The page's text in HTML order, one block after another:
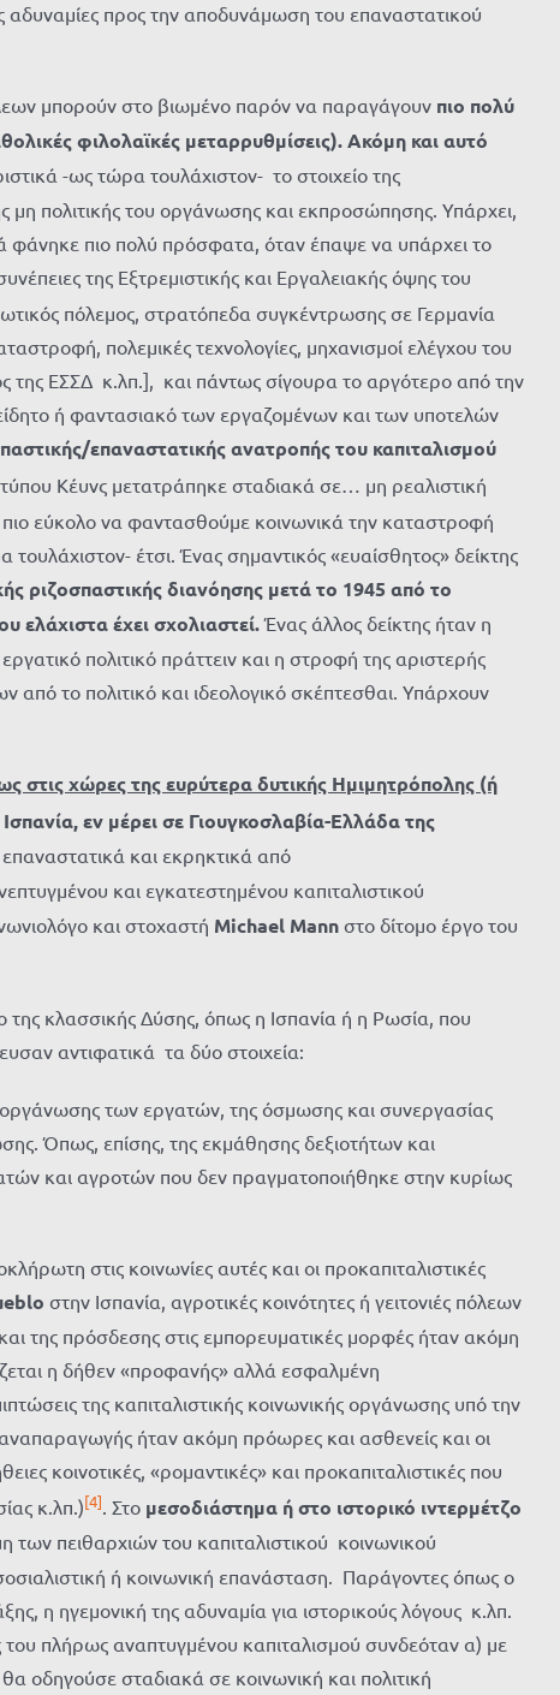
αδυναμίες προς την αποδυνάμωση του επαναστατικού
μπορούν στο βιωμένο παρόν να παραγάγουν πιο πολύ
φιλολαϊκές μεταρρυθμίσεις). Ακόμη και αυτό
-ως τώρα τουλάχιστον- το στοιχείο της
μη πολιτικής του οργάνωσης και εκπροσώπησης. Υπάρχει,
φάνηκε πιο πολύ πρόσφατα, όταν έπαψε να υπάρχει το
της Εξτρεμιστικής και Εργαλειακής όψης του
πόλεμος, στρατόπεδα συγκέντρωσης σε Γερμανία
πολεμικές τεχνολογίες, μηχανισμοί ελέγχου του
της ΕΣΣΔ κ.λπ.], και πάντως σίγουρα το αργότερο από την
ή φαντασιακό των εργαζομένων και των υποτελών
επαναστατικής ανατροπής του καπιταλισμού
Κέυνς μετατράπηκε σταδιακά σε… μη ρεαλιστική
εύκολο να φαντασθούμε κοινωνικά την καταστροφή
έτσι. Ένας σημαντικός «ευαίσθητος» δείκτης
ριζοσπαστικής διανόησης μετά το 1945 από το
ελάχιστα έχει σχολιαστεί.Ένας άλλος δείκτης ήταν η
πολιτικό πράττειν και η στροφή της αριστερής
το πολιτικό και ιδεολογικό σκέπτεσθαι. Υπάρχουν
στις χώρες της ευρύτερα δυτικής Ημιμητρόπολης (ή
εν μέρει σε Γιουγκοσλαβία-Ελλάδα της
και εκρηκτικά από
και εγκατεστημένου καπιταλιστικού
και στοχαστή Michael Mann στο δίτομο έργο του
της κλασσικής Δύσης, όπως η Ισπανία ή η Ρωσία, που
αντιφατικά τα δύο στοιχεία:
των εργατών, της όσμωσης και συνεργασίας
Όπως, επίσης, της εκμάθησης δεξιοτήτων και
και αγροτών που δεν πραγματοποιήθηκε στην κυρίως
στις κοινωνίες αυτές και οι προκαπιταλιστικές
στην Ισπανία, αγροτικές κοινότητες ή γειτονιές πόλεων
της πρόσδεσης στις εμπορευματικές μορφές ήταν ακόμη
η δήθεν «προφανής» αλλά εσφαλμένη
της καπιταλιστικής κοινωνικής οργάνωσης υπό την
ήταν ακόμη πρόωρες και ασθενείς και οι
κοινοτικές, «ρομαντικές» και προκαπιταλιστικές που
κ.λπ.)[4]. Στο μεσοδιάστημα ή στο ιστορικό ιντερμέτζο
των πειθαρχιών του καπιταλιστικού κοινωνικού
ή κοινωνική επανάσταση. Παράγοντες όπως ο
η ηγεμονική της αδυναμία για ιστορικούς λόγους κ.λπ.
του πλήρως αναπτυγμένου καπιταλισμού συνδεόταν α) με
οδηγούσε σταδιακά σε κοινωνική και πολιτική